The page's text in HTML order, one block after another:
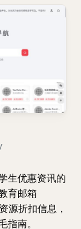
生优惠资讯的
育邮箱
源折扣信息，
南。